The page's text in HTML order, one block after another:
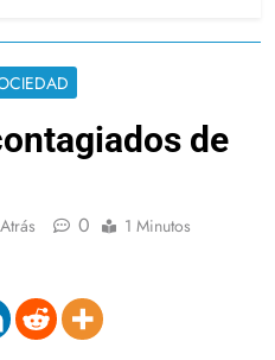
de
0 1 Minutos